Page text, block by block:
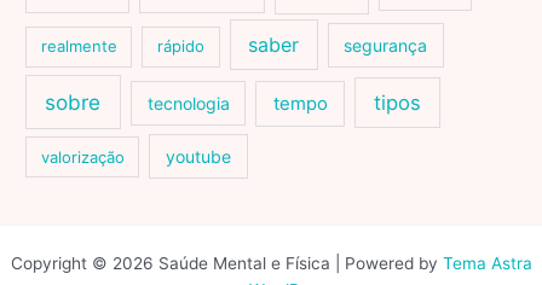
realmente rápido saber segurança
sobre tecnologia tempo tipos
valorização youtube
Copyright © 2026 Saúde Mental e Física | Powered by Tema Astra